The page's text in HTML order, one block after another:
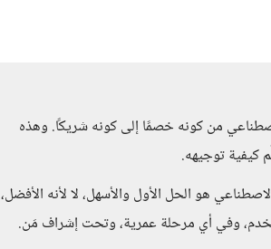
من كونه خصمًا إلى كونه شريكًا. وهذه
كيفية توجيهه.
هو الحل الأول والأسهل، لا لأنه الأفضل،
وفي أي مرحلة عمرية، وتحت إشراف مَن.